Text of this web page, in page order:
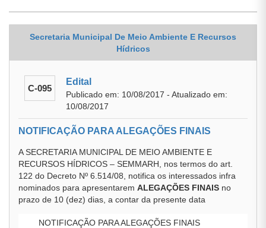
Secretaria Municipal De Meio Ambiente E Recursos
Hídricos
C-095
Edital
Publicado em: 10/08/2017 - Atualizado em:
10/08/2017
NOTIFICAÇÃO PARA ALEGAÇÕES FINAIS
A SECRETARIA MUNICIPAL DE MEIO AMBIENTE E
RECURSOS HÍDRICOS – SEMMARH, nos termos do art.
122 do Decreto Nº 6.514/08, notifica os interessados infra
nominados para apresentarem ALEGAÇÕES FINAIS no
prazo de 10 (dez) dias, a contar da presente data
NOTIFICAÇÃO PARA ALEGAÇÕES FINAIS